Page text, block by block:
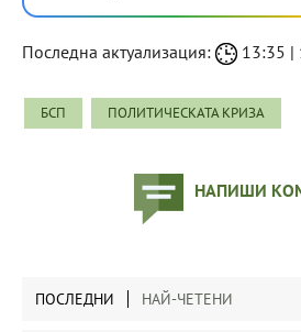
Последна актуализация: 13:35 |
БСП ПОЛИТИЧЕСКАТА КРИЗА
НАПИШИ
ПОСЛЕДНИ НАЙ-ЧЕТЕНИ